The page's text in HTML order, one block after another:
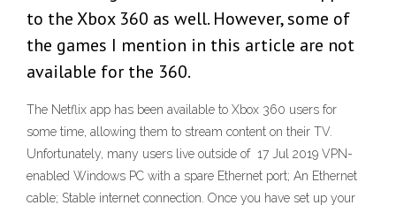
to the Xbox 360 as well. However, some of
the games I mention in this article are not
available for the 360.
The Netflix app has been available to Xbox 360 users for
some time, allowing them to stream content on their TV.
Unfortunately, many users live outside of 17 Jul 2019 VPN-
enabled Windows PC with a spare Ethernet port; An Ethernet
cable; Stable internet connection. Once you have set up your